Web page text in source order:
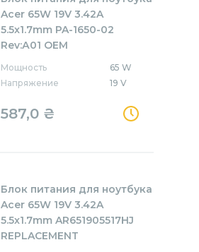
Acer 65W 19V 3.42A
5.5x1.7mm PA-1650-02
Rev:А01 OEM
Мощность
65 W
Напряжение
19 V
587,0 ₴
Блок питания для ноутбука
Acer 65W 19V 3.42A
5.5x1.7mm AR651905517HJ
REPLACEMENT